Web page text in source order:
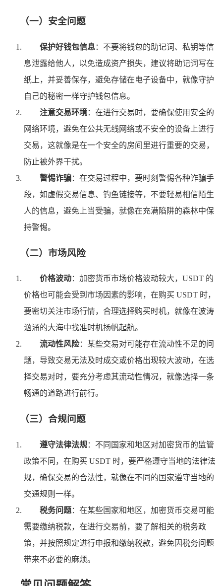
（一）安全问题
保护好钱包信息：不要将钱包的助记词、私钥等信
息泄露给他人，以免造成资产损失，建议将助记词写在
纸上，并妥善保存，避免存储在电子设备中，就像守护
自己的秘密一样守护钱包信息。
注意交易环境：在进行交易时，要确保使用安全的
网络环境，避免在公共无线网络或不安全的设备上进行
交易，这就像是在一个安全的房间里进行重要的交易，
防止被外界干扰。
警惕诈骗：在交易过程中，要时刻警惕各种诈骗手
段，如虚假交易信息、钓鱼链接等，不要轻易相信陌生
人的信息，避免上当受骗，就像在充满陷阱的森林中保
持警惕。
（二）市场风险
价格波动：加密货币市场价格波动较大，USDT 的
价格也可能会受到市场因素的影响，在购买 USDT 时，
要密切关注市场行情，合理选择购买时机，就像在波涛
汹涌的大海中找准时机扬帆起航。
流动性风险：某些交易对可能存在流动性不足的问
题，导致交易无法及时成交或价格出现较大波动，在选
择交易对时，要充分考虑其流动性情况，就像选择一条
畅通的道路进行前行。
（三）合规问题
遵守法律法规：不同国家和地区对加密货币的监管
政策不同，在购买 USDT 时，要严格遵守当地的法律法
规，确保交易的合法性，就像在不同的国家遵守当地的
交通规则一样。
税务问题：在某些国家和地区，加密货币交易可能
需要缴纳税款，在进行交易前，要了解相关的税务政
策，并按照规定进行申报和缴纳税款，避免因税务问题
带来不必要的麻烦。